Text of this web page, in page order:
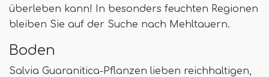
überleben kann! In besonders feuchten Regionen
bleiben Sie auf der Suche nach Mehltauern.
Boden
Salvia Guaranitica-Pflanzen lieben reichhaltigen,